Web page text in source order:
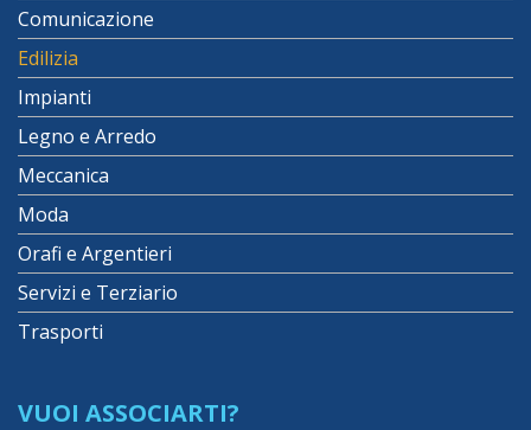
Comunicazione
Edilizia
Impianti
Legno e Arredo
Meccanica
Moda
Orafi e Argentieri
Servizi e Terziario
Trasporti
VUOI ASSOCIARTI?